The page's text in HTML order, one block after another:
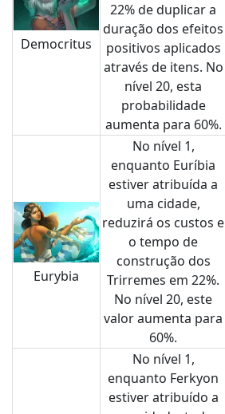
Democritus
22% de duplicar a
duração dos efeitos
positivos aplicados
através de itens. No
nível 20, esta
probabilidade
aumenta para 60%.
Eurybia
No nível 1,
enquanto Euríbia
estiver atribuída a
uma cidade,
reduzirá os custos e
o tempo de
construção dos
Trirremes em 22%.
No nível 20, este
valor aumenta para
60%.
No nível 1,
enquanto Ferkyon
estiver atribuído a